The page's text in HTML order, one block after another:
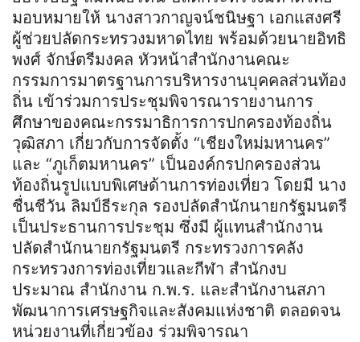
มอบหมายให้ นางสาวกาญจน์ชนิษฐา เอกแสงศรี
ผู้ช่วยปลัดกระทรวงมหาดไทย พร้อมด้วยนายอิทธิ
พงศ์ จักษ์ตรีมงคล หัวหน้าสำนักงานคณะ
กรรมการมาตรฐานการบริหารงานบุคคลส่วนท้อง
ถิ่น เข้าร่วมการประชุมพิจารณารายงานการ
ศึกษาของคณะกรรมาธิการการปกครองท้องถิ่น
วุฒิสภา เกี่ยวกับการจัดตั้ง “เชียงใหม่มหานคร”
และ “ภูเก็ตมหานคร” เป็นองค์กรปกครองส่วน
ท้องถิ่นรูปแบบพิเศษด้านการท่องเที่ยว โดยมี นาง
ชื่นชีวัน ลิมป์ธีระกุล รองปลัดสำนักนายกรัฐมนตรี
เป็นประธานการประชุม ซึ่งมี ผู้แทนสำนักงาน
ปลัดสำนักนายกรัฐมนตรี กระทรวงการคลัง
กระทรวงการท่องเที่ยวและกีฬา สำนักงบ
ประมาณ สำนักงาน ก.พ.ร. และสำนักงานสภา
พัฒนาการเศรษฐกิจและสังคมแห่งชาติ ตลอดจน
หน่วยงานที่เกี่ยวข้อง ร่วมพิจารณา